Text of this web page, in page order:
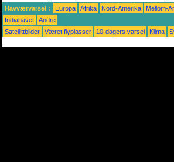
Havværvarsel : Europa Afrika Nord-Amerika Mellom-
Indiahavet
Andre
Satellittbilder
Været flyplasser 10-dagers varsel Klima